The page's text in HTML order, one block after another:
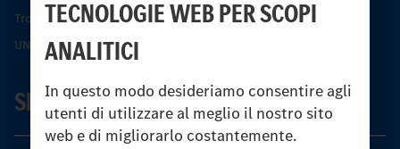
TECNOLOGIE WEB PER SCOPI
ANALITICI
In questo modo desideriamo consentire agli
utenti di utilizzare al meglio il nostro sito
web e di migliorarlo costantemente.
Trovare un partner
UNI-TOUCH®
SERVIZIO